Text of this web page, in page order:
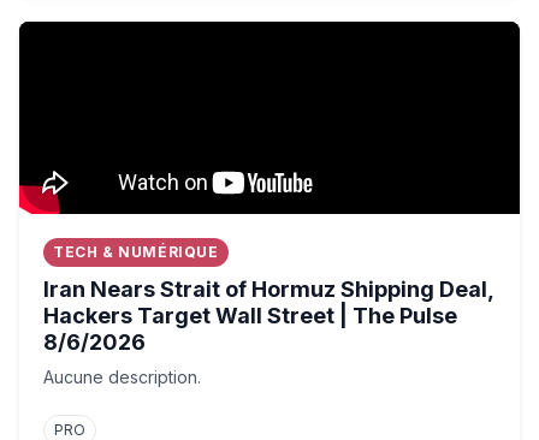
Iran Nears Strait of Hormuz Shipping Deal, Hackers
TECH & NUMÉRIQUE
Iran Nears Strait of Hormuz Shipping Deal,
Hackers Target Wall Street | The Pulse
8/6/2026
Aucune description.
PRO